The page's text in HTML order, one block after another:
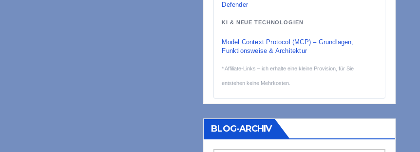
Defender
KI & NEUE TECHNOLOGIEN
Model Context Protocol (MCP) – Grundlagen,
Funktionsweise & Architektur
* Affiliate-Links – ich erhalte eine kleine Provision, für Sie
entstehen keine Mehrkosten.
BLOG-ARCHIV